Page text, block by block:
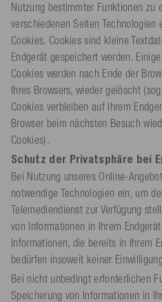
Nutzung bestimmter Funktionen zu
verschiedenen Seiten
Cookies. Cookies sind kleine
Endgerät gespeichert werden.
Cookies werden nach Ende der
Ihres Browsers, wieder gelöscht
Cookies verbleiben auf Ihrem
Browser beim nächsten Besuch
Cookies).
Schutz der Privatsphäre bei
Bei Nutzung unseres Online-
notwendige Technologien ein, um
Telemediendienst zur Verfügung
von Informationen in Ihrem
Informationen, die bereits in Ihrem
bedürfen insoweit keiner
Bei nicht unbedingt erforderlichen
Speicherung von Informationen in